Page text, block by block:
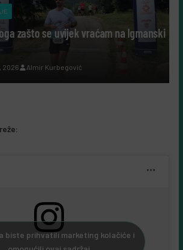
zašto se uvijek vraćam na Igmanski
Almir Kurbegović
biste prihvatili marketing kolačiće i